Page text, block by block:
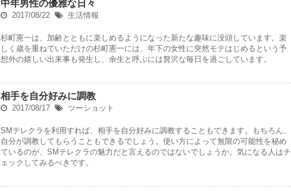
中年男性の優雅な日々
2017/08/22 生活情報
杉町憲一は、加齢とともに楽しめるようになった新たな趣味に没頭しています。楽
しく歳を重ねていただけの杉町憲一には、年下の女性に突然モテはじめるという予
想外の嬉しい出来事も発生し、余生と呼ぶには贅沢な毎日を過ごしています。
相手を自分好みに調教
2017/08/17 ツーショット
SMテレクラを利用すれば、相手を自分好みに調教することもできます。もちろん、
自分が調教してもらうこともできるでしょう。使い方によって無限の可能性を秘め
ているのが、SMテレクラの魅力だと言えるのではないでしょうか。気になる人はチ
ェックしてみるべきです。